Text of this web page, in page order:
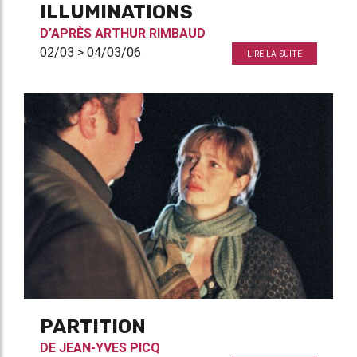
ILLUMINATIONS
D’APRÈS ARTHUR RIMBAUD
02/03 > 04/03/06
LIRE LA SUITE
PARTITION
DE JEAN-YVES PICQ